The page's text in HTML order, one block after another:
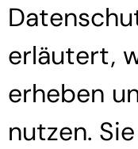
erläutert,
erheben
nutzen.